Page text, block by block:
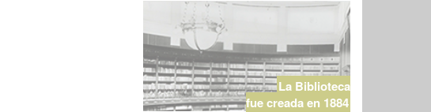
La Biblioteca
fue creada en 1884